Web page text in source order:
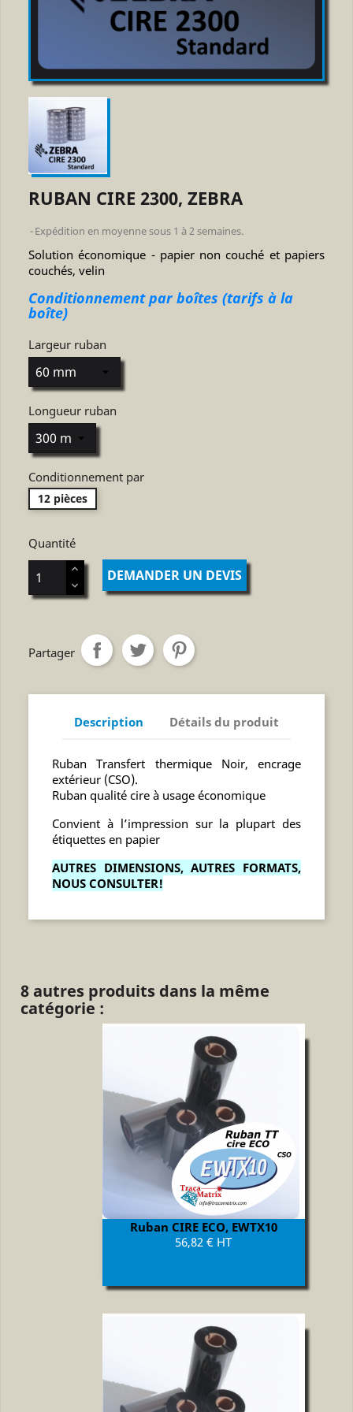
RUBAN CIRE 2300, ZEBRA
Expédition en moyenne sous 1 à 2 semaines.
Solution économique - papier non couché et papiers
couchés, velin
Conditionnement par boîtes (tarifs à la
boîte)
Largeur ruban
Longueur ruban
Conditionnement par
12 pièces
Quantité
DEMANDER UN DEVIS
Partager
Description Détails du produit
Ruban Transfert thermique Noir, encrage
extérieur (CSO).
Ruban qualité cire à usage économique
Convient à l’impression sur la plupart des
étiquettes en papier
AUTRES DIMENSIONS, AUTRES FORMATS,
NOUS CONSULTER!
8 autres produits dans la même
catégorie :
Ruban CIRE ECO, EWTX10
Prix
56,82 € HT